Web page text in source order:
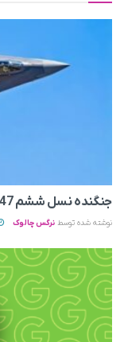
جنگنده نسل ششم F-47 در مسیر نخستین پرواز
نوشته شده توسط نرگس چالوک